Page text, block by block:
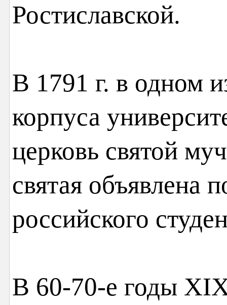
Ростиславской.
В 1791 г. в одном
корпуса
церковь святой
святая объявлена
российского
В 60-70-е годы